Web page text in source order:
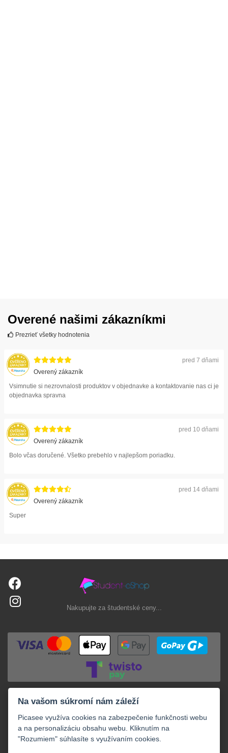
Overené našimi zákazníkmi
Prezrieť všetky hodnotenia
pred 7 dňami
Overený zákazník
Vsimnutie si nezrovnalosti produktov v objednavke a kontaktovanie nas ci je
objednavka spravna
pred 10 dňami
Overený zákazník
Bolo včas doručené. Všetko prebehlo v najlepšom poriadku.
pred 14 dňami
Overený zákazník
Super
Nakupujte za študentské ceny...
Na vašom súkromí nám záleží
Picasee využíva cookies na zabezpečenie funkčnosti webu
a na personalizáciu obsahu webu. Kliknutím na
"Rozumiem" súhlasíte s využívaním cookies.